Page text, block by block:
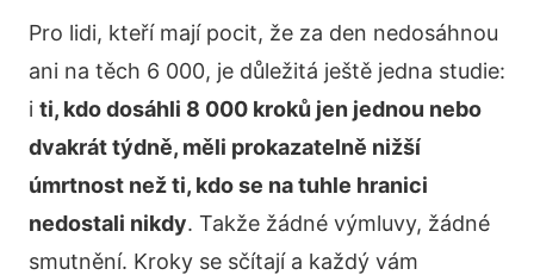
Pro lidi, kteří mají pocit, že za den nedosáhnou
ani na těch 6 000, je důležitá ještě jedna studie:
i ti, kdo dosáhli 8 000 kroků jen jednou nebo
dvakrát týdně, měli prokazatelně nižší
úmrtnost než ti, kdo se na tuhle hranici
nedostali nikdy. Takže žádné výmluvy, žádné
smutnění. Kroky se sčítají a každý vám